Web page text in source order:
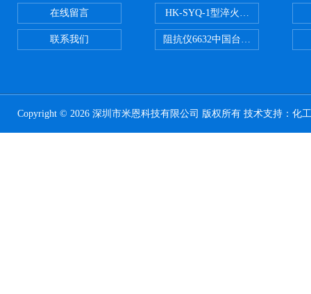
在线留言
联系我们
HK-SYQ-1型淬火介质冷却性能测
阻抗仪6632中国台湾益和
Copyright © 2026 深圳市米恩科技有限公司 版权所有 技术支持： 化